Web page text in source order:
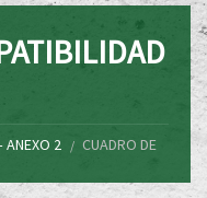
ANEXO 2
CUADRO DE